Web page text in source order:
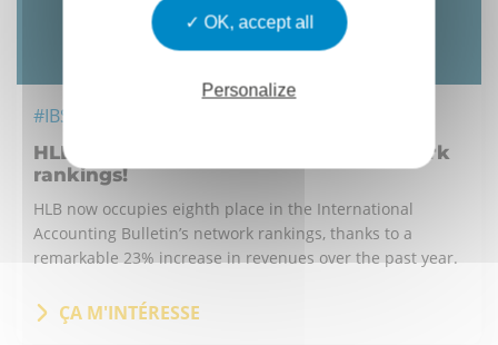
#IBS
HLB in 8th position in the global network
rankings!
HLB now occupies eighth place in the International
Accounting Bulletin’s network rankings, thanks to a
remarkable 23% increase in revenues over the past year.
ÇA M'INTÉRESSE
OK, accept all
Personalize